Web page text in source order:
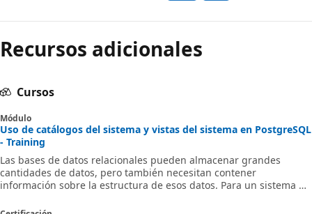
Recursos adicionales
Cursos
Módulo
Uso de catálogos del sistema y vistas del sistema en PostgreSQL
- Training
Las bases de datos relacionales pueden almacenar grandes
cantidades de datos, pero también necesitan contener
información sobre la estructura de esos datos. Para un sistema de
información sobre la estructura de las tablas y todos los demás